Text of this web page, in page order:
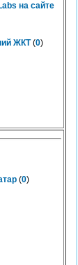
на сайте
ЖКТ (0)
(0)